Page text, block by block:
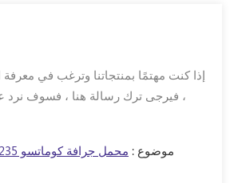
إذا كنت مهتمًا بمنتجاتنا وترغب في
، فيرجى ترك رسالة هنا ، فسوف
موضوع :